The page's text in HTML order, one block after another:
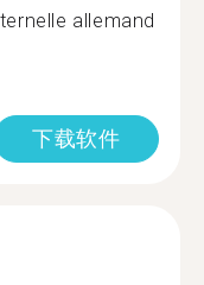
allemand
下载软件